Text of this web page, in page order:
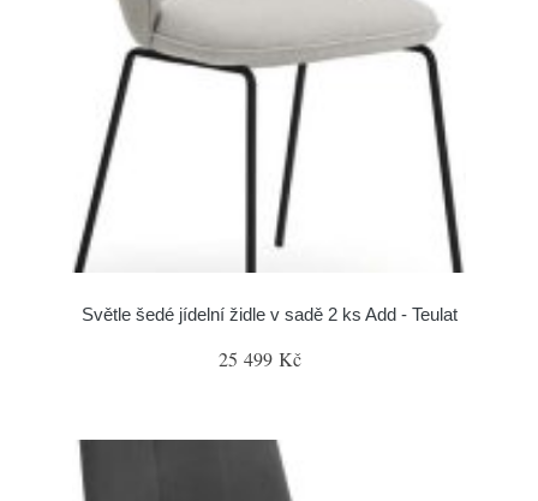
Světle šedé jídelní židle v sadě 2 ks Add - Teulat
25 499 Kč